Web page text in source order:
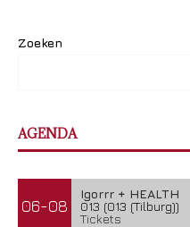
Zoeken
AGENDA
06-08
Igorrr + HEALTH
013 (013 (Tilburg))
Tickets